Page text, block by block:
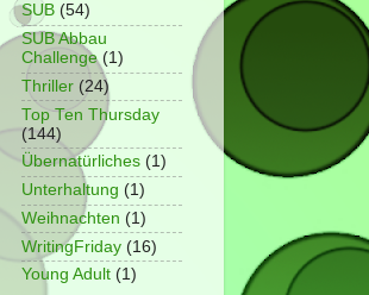
SUB (54)
SUB Abbau
Challenge (1)
Thriller (24)
Top Ten Thursday
(144)
Übernatürliches (1)
Unterhaltung (1)
Weihnachten (1)
WritingFriday (16)
Young Adult (1)